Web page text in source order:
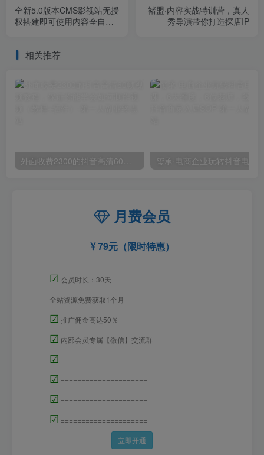
全新5.0版本CMS影视站无授
权搭建即可使用内容全自动
褚盟·内容实战特训营，真人
秀导演带你打造探店IP
相关推荐
外面收费2300的抖音高清60帧视频教程，保证你能学会如何制作视频（教程+插件）
月费会员
79元（限时特惠）
☑ 会员时长：30天
全站资源免费获取1个月
☑ 推广佣金高达50％
☑ 内部会员专属【微信】交流群
☑ =====================
☑ =====================
☑ =====================
☑ =====================
立即开通